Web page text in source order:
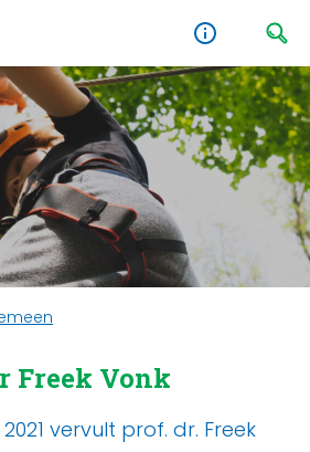
Freek Vonk
vervult prof. dr. Freek